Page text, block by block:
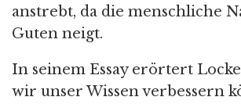
anstrebt, da die menschliche
Guten neigt.
In seinem Essay erörtert
wir unser Wissen verbessern